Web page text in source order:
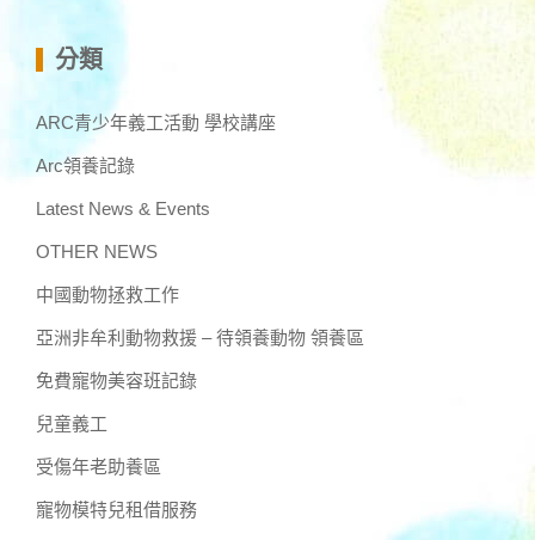
分類
ARC青少年義工活動 學校講座
Arc領養記錄
Latest News & Events
OTHER NEWS
中國動物拯救工作
亞洲非牟利動物救援 – 待領養動物 領養區
免費寵物美容班記錄
兒童義工
受傷年老助養區
寵物模特兒租借服務